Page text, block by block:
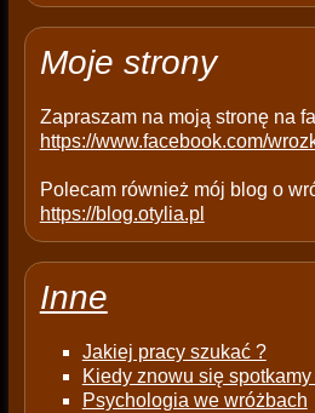
p
y
Moje strony
Zapraszam na moją stronę na
https://www.facebook.com/
Polecam również mój blog o
https://blog.otylia.pl
Inne
Jakiej pracy szukać ?
Kiedy znowu się spotkamy
Psychologia we wróżbach